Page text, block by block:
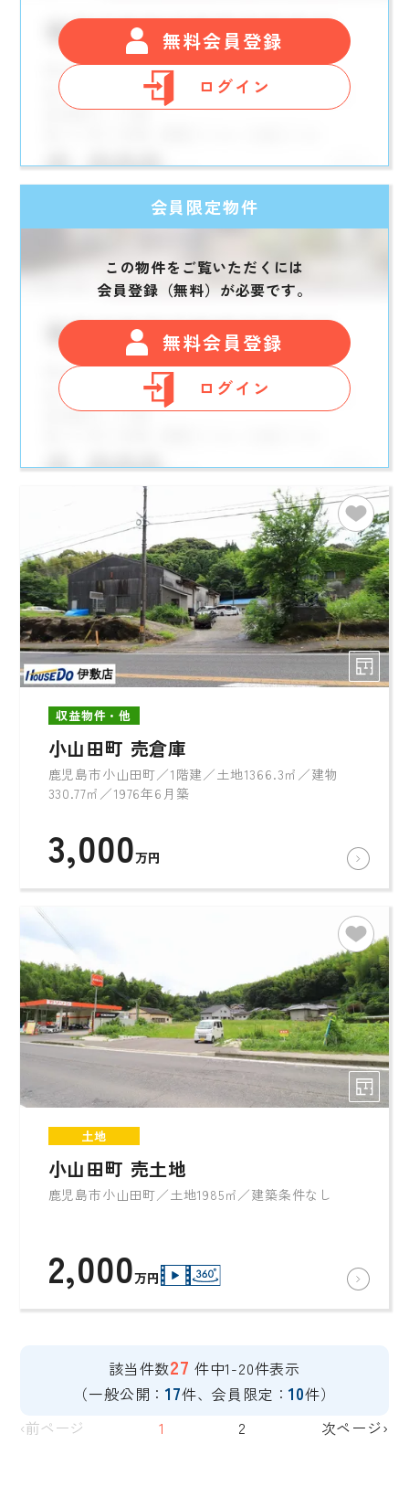
無料会員登録
ログイン
会員限定物件
この物件をご覧いただくには
会員登録（無料）が必要です。
無料会員登録
ログイン
収益物件・他
小山田町 売倉庫
鹿児島市小山田町／1階建／土地1366.3㎡／建物
330.77㎡／1976年6月築
3,000万円
土地
小山田町 売土地
鹿児島市小山田町／土地1985㎡／建築条件なし
2,000万円
該当件数27 件中1-20件表示
（一般公開：17件、会員限定：10件）
‹前ページ
1 2 次ページ›